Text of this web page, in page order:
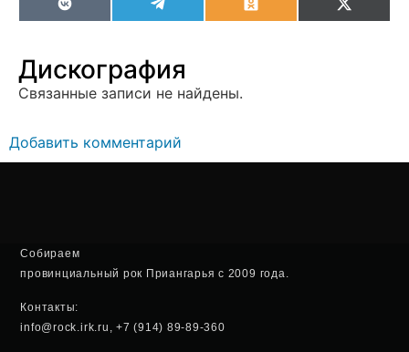
VK OdnoklassnikiX
Дискография
Связанные записи не найдены.
Добавить комментарий
Собираем
провинциальный рок Приангарья с 2009 года.
Контакты:
info@rock.irk.ru, +7 (914) 89-89-360